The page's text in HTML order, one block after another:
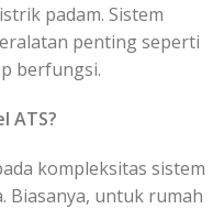
padam. Sistem
penting seperti
berfungsi.
ATS?
kompleksitas sistem
Biasanya, untuk rumah